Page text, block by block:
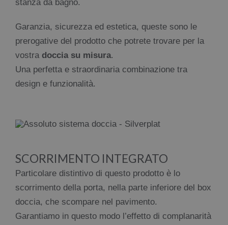
stanza da bagno.
Garanzia, sicurezza ed estetica, queste sono le
prerogative del prodotto che potrete trovare per la
vostra doccia su misura.
Una perfetta e straordinaria combinazione tra
design e funzionalità.
SCORRIMENTO INTEGRATO
Particolare distintivo di questo prodotto è lo
scorrimento della porta, nella parte inferiore del box
doccia, che scompare nel pavimento.
Garantiamo in questo modo l’effetto di complanarità